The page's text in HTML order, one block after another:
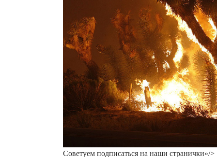
Советуем подписаться на наши странички»/>